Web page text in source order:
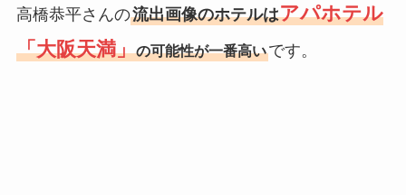
高橋恭平さんの流出画像のホテルはアパホテル
「大阪天満」の可能性が一番高いです。